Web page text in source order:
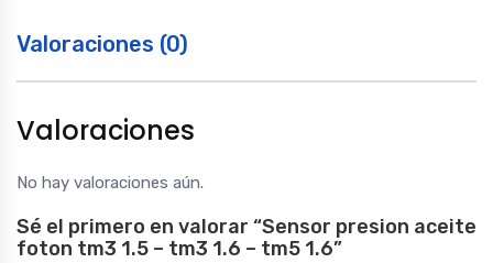
quantity
Valoraciones (0)
Valoraciones
No hay valoraciones aún.
Sé el primero en valorar “Sensor presion aceite
foton tm3 1.5 – tm3 1.6 – tm5 1.6”